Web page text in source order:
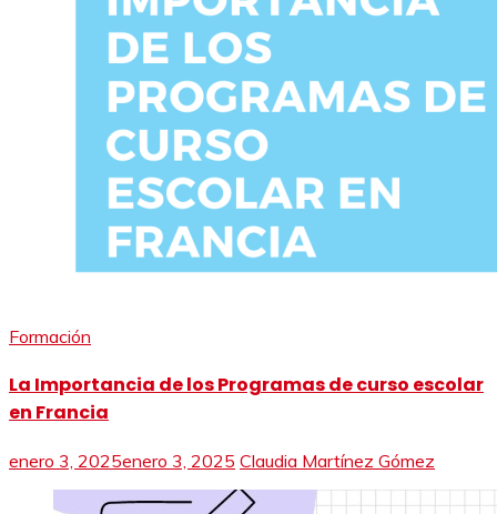
Formación
La Importancia de los Programas de curso escolar
en Francia
enero 3, 2025enero 3, 2025 Claudia Martínez Gómez